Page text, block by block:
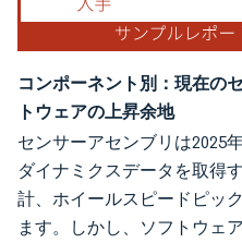
コンポーネント別：現在の
トウェアの上昇余地
センサーアセンブリは2025
ダイナミクスデータを取得
計、ホイールスピードピッ
ます。しかし、ソフトウェ